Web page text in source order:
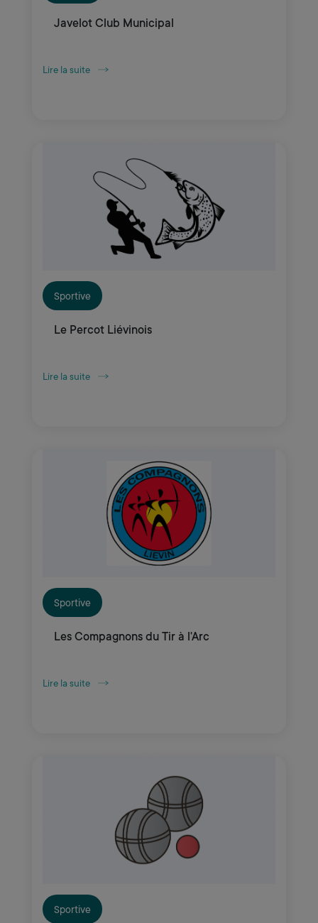
Javelot Club Municipal
Lire la suite
Sportive
Le Percot Liévinois
Lire la suite
Sportive
Les Compagnons du Tir à l'Arc
Lire la suite
Sportive